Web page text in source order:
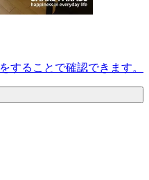
をすることで確認できます。